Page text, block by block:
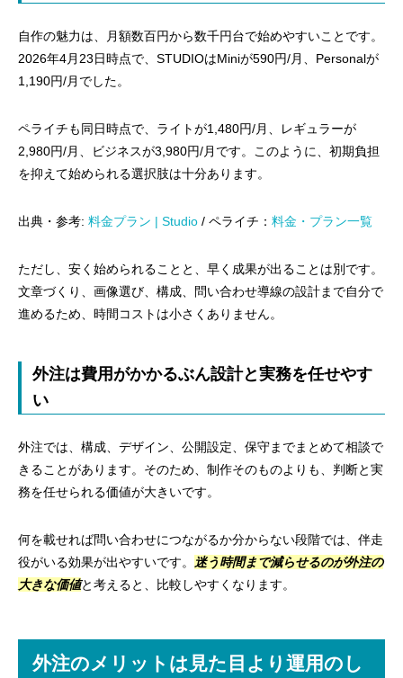
自作の魅力は、月額数百円から数千円台で始めやすいことです。
2026年4月23日時点で、STUDIOはMiniが590円/月、Personalが
1,190円/月でした。
ペライチも同日時点で、ライトが1,480円/月、レギュラーが
2,980円/月、ビジネスが3,980円/月です。このように、初期負担
を抑えて始められる選択肢は十分あります。
出典・参考: 料金プラン | Studio / ペライチ： 料金・プラン一覧
ただし、安く始められることと、早く成果が出ることは別です。
文章づくり、画像選び、構成、問い合わせ導線の設計まで自分で
進めるため、時間コストは小さくありません。
外注は費用がかかるぶん設計と実務を任せやす
い
外注では、構成、デザイン、公開設定、保守までまとめて相談で
きることがあります。そのため、制作そのものよりも、判断と実
務を任せられる価値が大きいです。
何を載せれば問い合わせにつながるか分からない段階では、伴走
役がいる効果が出やすいです。
迷う時間まで減らせるのが外注の
大きな価値と考えると、比較しやすくなります。
外注のメリットは見た目より運用のし